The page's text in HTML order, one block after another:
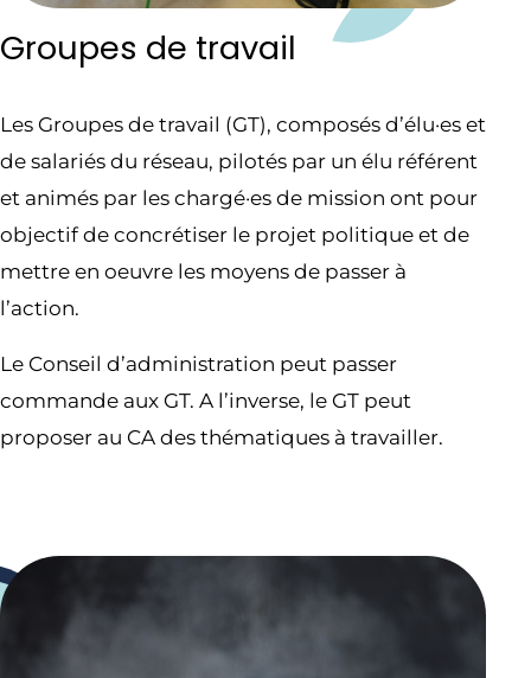
Groupes de travail
Les Groupes de travail (GT), composés d’élu·es et
de salariés du réseau, pilotés par un élu référent
et animés par les chargé·es de mission ont pour
objectif de concrétiser le projet politique et de
mettre en oeuvre les moyens de passer à
l’action.
Le Conseil d’administration peut passer
commande aux GT. A l’inverse, le GT peut
proposer au CA des thématiques à travailler.